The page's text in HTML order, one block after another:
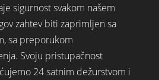
sigurnost svakom našem
zahtev biti zaprimljen sa
sa preporukom
Svoju pristupačnost
24 satnim dežurstvom i